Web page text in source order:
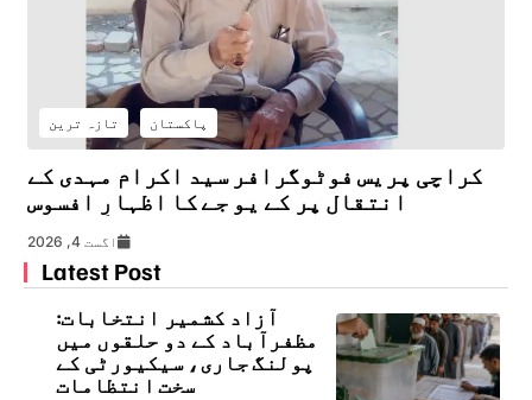
پاکستان تازہ ترین
کراچی پریس فوٹوگرافر سید اکرام مہدی کے
انتقال پر کے یو جے کا اظہارِ افسوس
اگست 4, 2026
Latest Post
آزاد کشمیر انتخابات:
مظفرآباد کے دو حلقوں میں
پولنگ جاری، سیکیورٹی کے
سخت انتظامات